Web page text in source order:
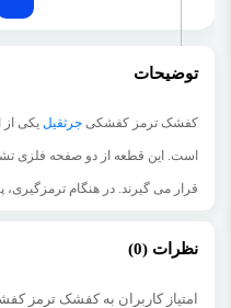
توضیحات
کفشک ترمز کفشکی جرثقیل یکی
است. این قطعه از دو صفحه فلزی
قرار می گیرند. در هنگام
باعث کاهش سرعت و توقف جرثقیل
نظرات (0)
امتیاز کاربران به کفشک ترمز